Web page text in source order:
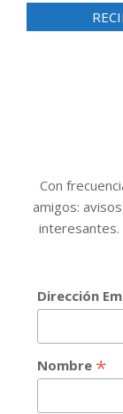
entradas
Con
amigos:
interesantes.
Dirección
Nombre *